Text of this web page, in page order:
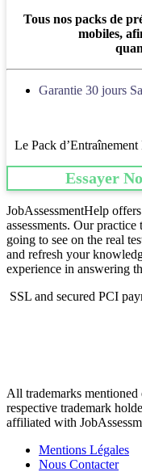
Tous nos packs de
mobiles,
Garantie 30 jours
Le Pack
Essayer
JobAssessmentHelp
assessments. Our
going to see on the real
and refresh your
experience in answering
SSL and secured PCI
All trademarks
respective trademark
affiliated with
Mentions Légales
Nous Contacter